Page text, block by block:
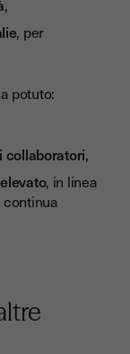
,
, per
potuto:
collaboratori,
, in linea